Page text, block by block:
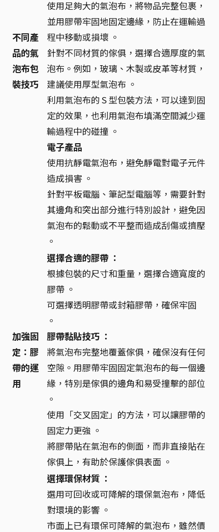
不同產
品的氣
泡布包
裝技巧
使用足夠大的氣泡布，將物品完整包裹，
並用膠帶牢固地固定邊緣，防止在運輸過
程中移動或損壞 。
針對不同材質的傢俱，選擇合適厚度的氣
泡布。例如，玻璃、木製或皮革等材質，
建議使用厚型氣泡布 。
利用氣泡布的 S 型包裝方法，可以達到固
定的效果，也利用氣泡布填滿空間減少運
輸過程中的碰撞 。
電子產品
使用抗靜電氣泡布，避免靜電對電子元件
造成損害 。
針對平板電腦、筆記型電腦等，需要針對
其邊角和突出部分進行特別設計，避免因
氣泡布的鬆動或不平整而造成刮傷或擠壓
。
加強固
定：膠
帶的運
用
選擇合適的膠帶 ：
根據包裝的尺寸和重量，選擇合適寬度的
膠帶 。
可選擇透明膠帶或封箱膠帶，確保牢固
。
膠帶黏貼技巧 ：
將氣泡布完整地覆蓋傢俱，確保沒有任何
空隙。用膠帶牢固固定氣泡布的每一個邊
緣，特別是傢俱的邊角和易受撞擊的部位
。
使用「交叉固定」的方法，可以讓膠帶的
固定力更強 。
將膠帶貼在氣泡布的側面，而非直接貼在
傢俱上，有助於保護傢俱表面 。
選擇環保材質 ：
選用可回收或可降解的環保氣泡布，降低
對環境的影響 。
市面上已有環保可降解的氣泡布，雖然價